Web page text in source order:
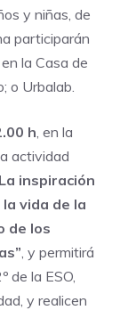
y niñas, de
participarán
la Casa de
o Urbalab.
h , en la
actividad
inspiración
vida de la
de los
, y permitirá
de la ESO,
y realicen